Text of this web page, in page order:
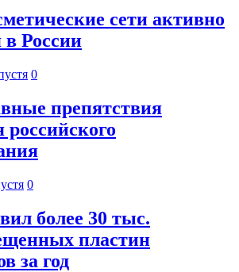
сети активно
в России
0
препятствия
российского
0
более 30 тыс.
пластин
за год